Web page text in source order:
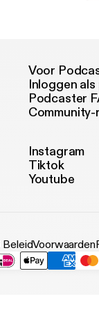
Voor
Inloggen
Podcaster
Instagram
Tiktok
Youtube
Voorwaarden